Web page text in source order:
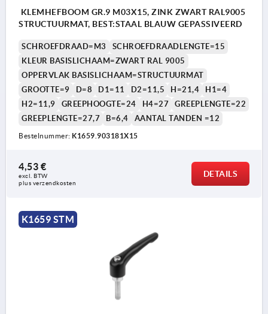
KLEMHEFBOOM GR.9 M03X15, ZINK ZWART RAL9005
STRUCTUURMAT, BEST:STAAL BLAUW GEPASSIVEERD
SCHROEFDRAAD=M3
SCHROEFDRAADLENGTE=15
KLEUR BASISLICHAAM=ZWART RAL 9005
OPPERVLAK BASISLICHAAM=STRUCTUURMAT
GROOTTE=9
D=8 D1=11 D2=11,5 H=21,4
H1=4
H2=11,9
GREEPHOOGTE=24 H4=27
GREEPLENGTE=22
GREEPLENGTE=27,7
B=6,4 AANTAL TANDEN =12
Bestelnummer: K1659.903181X15
4,53 €
excl. BTW
plus verzendkosten
DETAILS
K1659 STM